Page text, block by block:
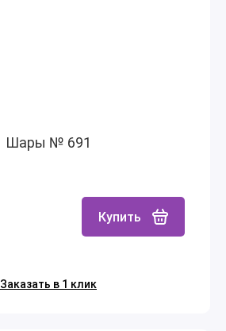
Шары № 691
Купить
Заказать в 1 клик